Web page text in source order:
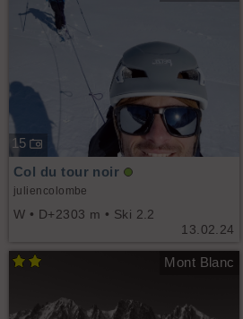
15
13.02.24
Col du tour noir
juliencolombe
W • D+2303 m • Ski 2.2
Mont Blanc